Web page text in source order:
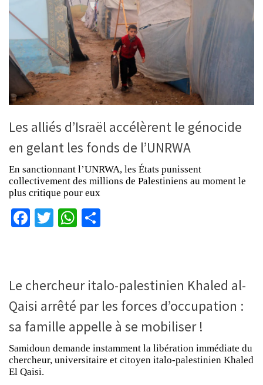
Les alliés d’Israël accélèrent le génocide
en gelant les fonds de l’UNRWA
En sanctionnant l’UNRWA, les États punissent
collectivement des millions de Palestiniens au moment le
plus critique pour eux
Facebook
TwitterWhatsApp
Le chercheur italo-palestinien Khaled al-
Qaisi arrêté par les forces d’occupation :
sa famille appelle à se mobiliser !
Samidoun demande instamment la libération immédiate du
chercheur, universitaire et citoyen italo-palestinien Khaled
El Qaisi.